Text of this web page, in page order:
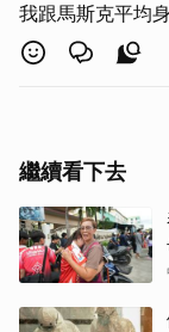
我跟馬斯克平均
繼續看下去